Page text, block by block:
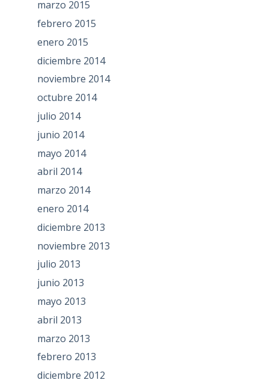
marzo 2015
febrero 2015
enero 2015
diciembre 2014
noviembre 2014
octubre 2014
julio 2014
junio 2014
mayo 2014
abril 2014
marzo 2014
enero 2014
diciembre 2013
noviembre 2013
julio 2013
junio 2013
mayo 2013
abril 2013
marzo 2013
febrero 2013
diciembre 2012